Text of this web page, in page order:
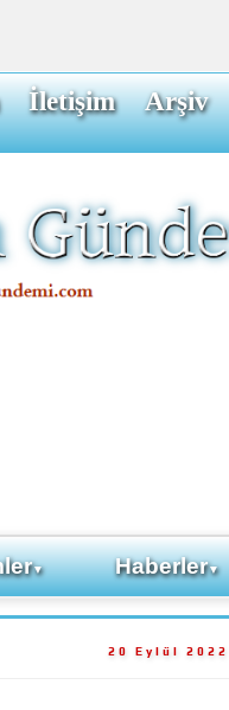
İletişim Arşiv
▼ Haberler▼
20 Eylül 2022